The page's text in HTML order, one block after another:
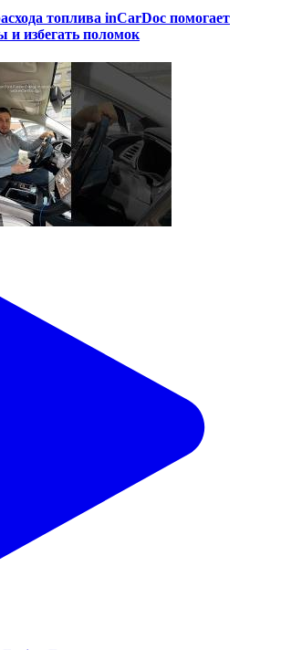
топлива inCarDoc помогает
и избегать поломок